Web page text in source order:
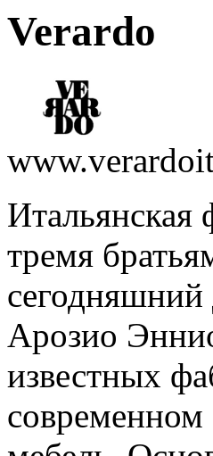
Verardo
Итальянская
тремя
сегодняшний
Арозио
известных
современном